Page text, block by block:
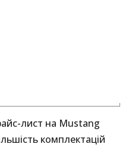
лист на Mustang
комплектацій